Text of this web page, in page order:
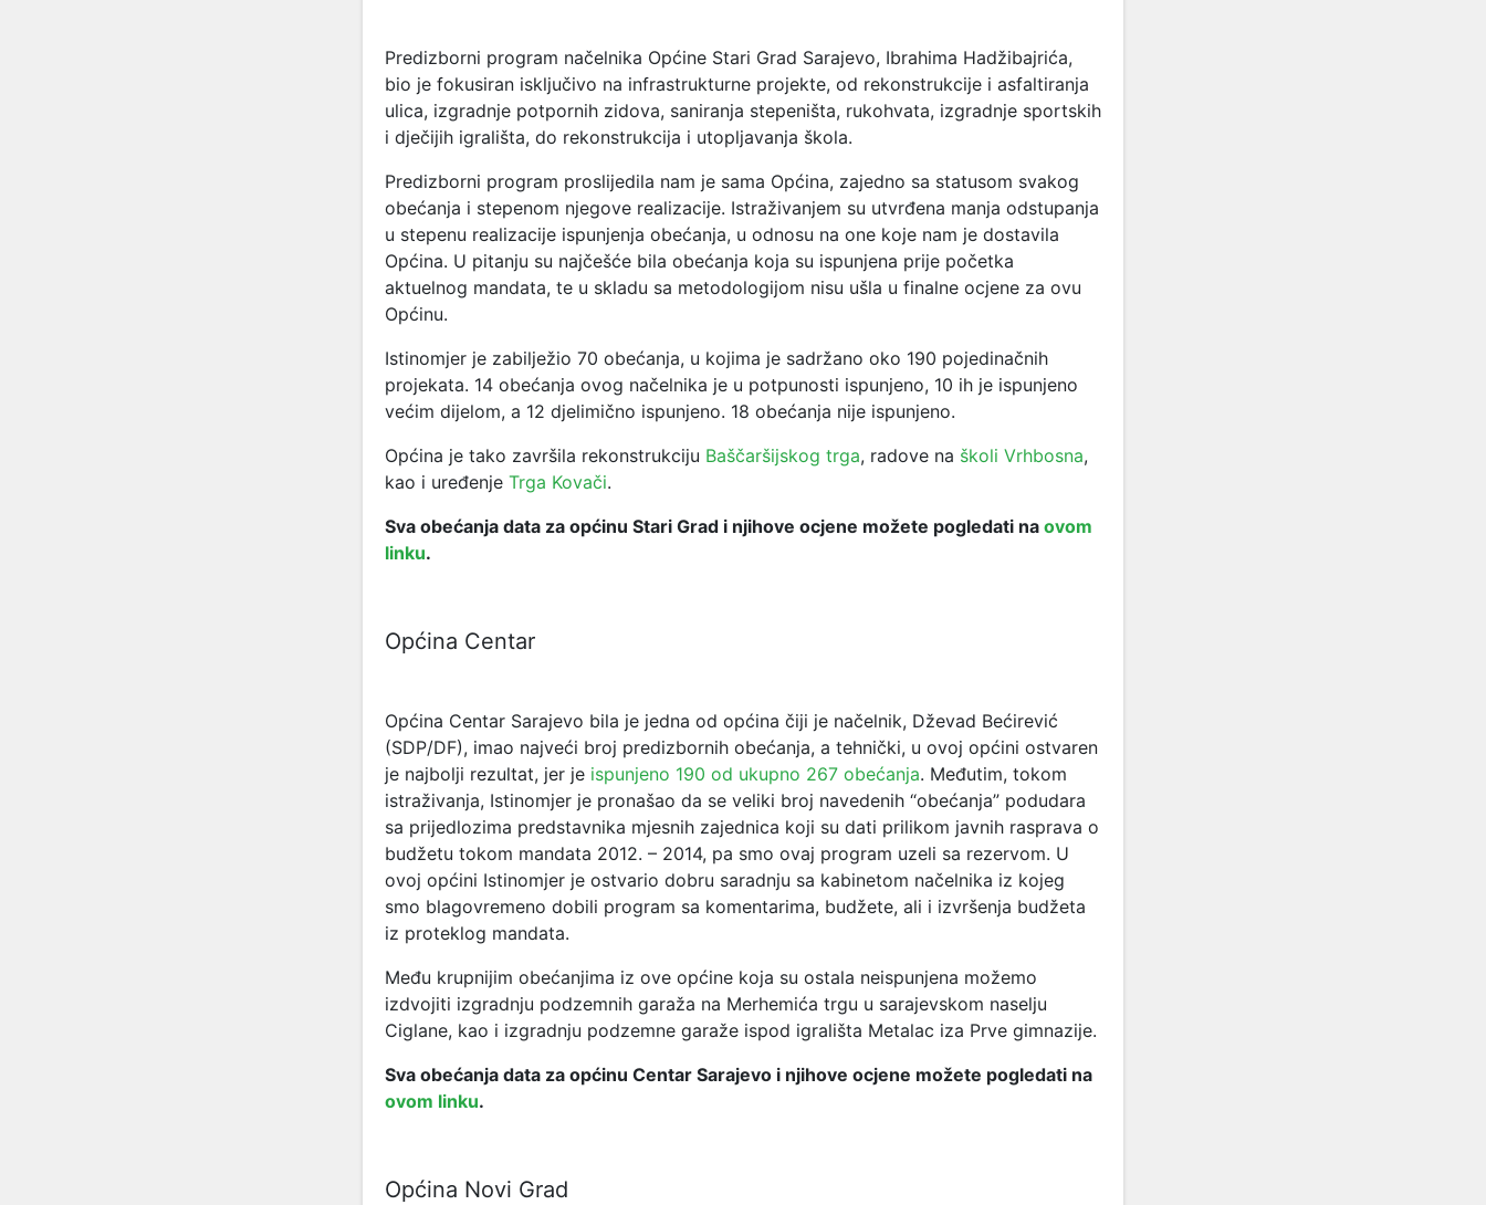
Predizborni program načelnika Općine Stari Grad Sarajevo, Ibrahima Hadžibajrića,
bio je fokusiran isključivo na infrastrukturne projekte, od rekonstrukcije i asfaltiranja
ulica, izgradnje potpornih zidova, saniranja stepeništa, rukohvata, izgradnje sportskih
i dječijih igrališta, do rekonstrukcija i utopljavanja škola.
Predizborni program proslijedila nam je sama Općina, zajedno sa statusom svakog
obećanja i stepenom njegove realizacije. Istraživanjem su utvrđena manja odstupanja
u stepenu realizacije ispunjenja obećanja, u odnosu na one koje nam je dostavila
Općina. U pitanju su najčešće bila obećanja koja su ispunjena prije početka
aktuelnog mandata, te u skladu sa metodologijom nisu ušla u finalne ocjene za ovu
Općinu.
Istinomjer je zabilježio 70 obećanja, u kojima je sadržano oko 190 pojedinačnih
projekata. 14 obećanja ovog načelnika je u potpunosti ispunjeno, 10 ih je ispunjeno
većim dijelom, a 12 djelimično ispunjeno. 18 obećanja nije ispunjeno.
Općina je tako završila rekonstrukciju Baščaršijskog trga, radove na školi Vrhbosna,
kao i uređenje Trga Kovači.
Sva obećanja data za općinu Stari Grad i njihove ocjene možete pogledati na ovom
linku.
Općina Centar
Općina Centar Sarajevo bila je jedna od općina čiji je načelnik, Dževad Bećirević
(SDP/DF), imao najveći broj predizbornih obećanja, a tehnički, u ovoj općini ostvaren
je najbolji rezultat, jer je ispunjeno 190 od ukupno 267 obećanja. Međutim, tokom
istraživanja, Istinomjer je pronašao da se veliki broj navedenih “obećanja” podudara
sa prijedlozima predstavnika mjesnih zajednica koji su dati prilikom javnih rasprava o
budžetu tokom mandata 2012. – 2014, pa smo ovaj program uzeli sa rezervom. U
ovoj općini Istinomjer je ostvario dobru saradnju sa kabinetom načelnika iz kojeg
smo blagovremeno dobili program sa komentarima, budžete, ali i izvršenja budžeta
iz proteklog mandata.
Među krupnijim obećanjima iz ove općine koja su ostala neispunjena možemo
izdvojiti izgradnju podzemnih garaža na Merhemića trgu u sarajevskom naselju
Ciglane, kao i izgradnju podzemne garaže ispod igrališta Metalac iza Prve gimnazije.
Sva obećanja data za općinu Centar Sarajevo i njihove ocjene možete pogledati na
ovom linku.
Općina Novi Grad